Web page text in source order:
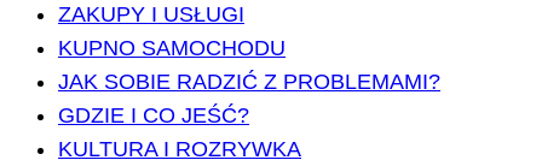
ZAKUPY I USŁUGI
KUPNO SAMOCHODU
JAK SOBIE RADZIĆ Z PROBLEMAMI?
GDZIE I CO JEŚĆ?
KULTURA I ROZRYWKA